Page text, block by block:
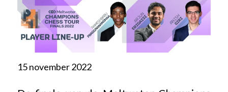
15 november 2022